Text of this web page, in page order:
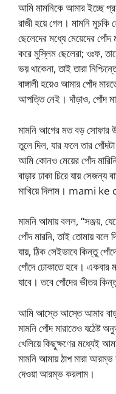
আমি মামনিকে আমার ইচ্ছে
রাজী হয়ে গেল। মামনি মুচকি
ছেলেদের মধ্যে মেয়েদের
করে মুস্লিম ছেলেরা; ওঃফ,
ভয় থাকেনা, তাই তারা
বাঙ্গালী হয়েও আমার পোঁদ
আপত্তি নেই। দাঁড়াও, পোঁদ
মামনি আগের মত বড় সোফার
তুলে দিল, যার ফলে তার
আমি কোনও মেয়ের পোঁদ
বাড়ার ঢাকা চিরে যায়
মাখিয়ে দিলাম। mami
মামনি আমায় বলল, “সঞ্জয়,
পোঁদ মারনি, তাই তোমায় বলে
যায়, ঠিক সেইভাবে কিন্তু
পোঁদে ঢোকাতে হবে। একবার
যাবে। তবে পোঁদের ভীতর
আমি আস্তে আস্তে আমার
মামনি পোঁদ মারাতেও যঠেষ্ট
খেলিয়ে কিছুক্ষণের মধ্যেই
মামনি আমায় ঠাপ মারা
দেওয়া আরম্ভ করলাম।